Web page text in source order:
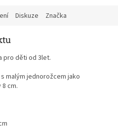
Diskuze Značka
pro děti od 3let.
malým jednorožcem jako
cm.